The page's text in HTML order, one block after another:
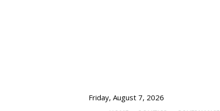
Friday, August 7, 2026